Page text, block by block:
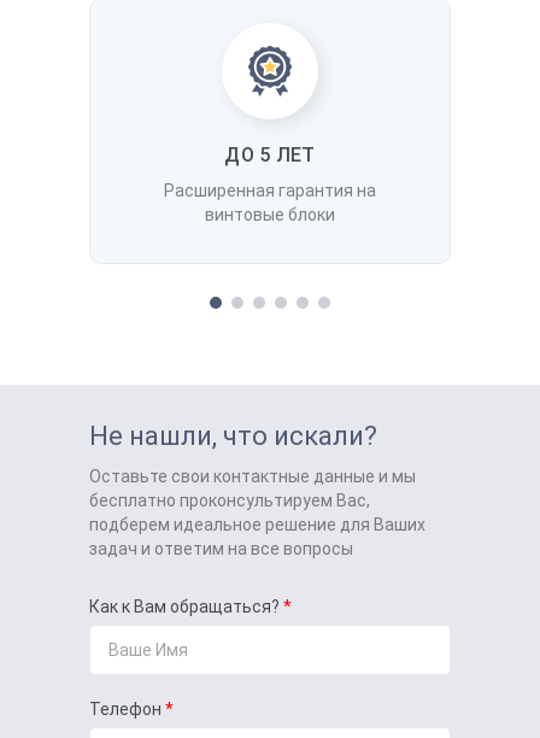
ДО 5 ЛЕТ
Расширенная гарантия на
винтовые блоки
Не нашли, что искали?
Оставьте свои контактные данные и мы
бесплатно проконсультируем Вас,
подберем идеальное решение для Ваших
задач и ответим на все вопросы
Как к Вам обращаться?
Телефон